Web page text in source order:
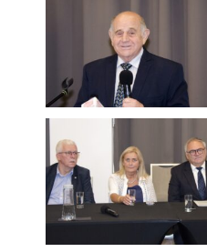
O
t
w
e
a
r